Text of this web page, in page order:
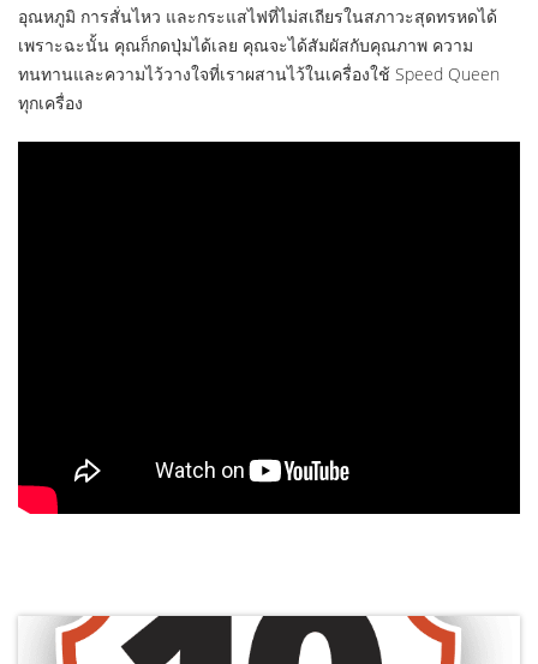
อุณหภูมิ การสั่นไหว และกระแสไฟที่ไม่สเถียรในสภาวะสุดทรหดได้
เพราะฉะนั้น คุณก็กดปุ่มได้เลย คุณจะได้สัมผัสกับคุณภาพ ความ
ทนทานและความไว้วางใจที่เราผสานไว้ในเครื่องใช้ Speed Queen
ทุกเครื่อง